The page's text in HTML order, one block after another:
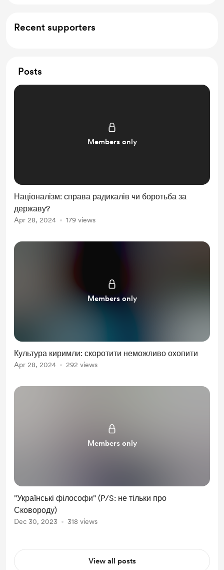
Мерч від Бунту : пак наліпок, постер і футболка
Recent supporters
Posts
Members only
Націоналізм: справа радикалів чи боротьба за
державу?
Apr 28, 2024 179 views
Members only
Культура киримли: скоротити неможливо охопити
Apr 28, 2024 292 views
Members only
"Українські філософи" (P/S: не тільки про
Сковороду)
Dec 30, 2023 318 views
View all posts